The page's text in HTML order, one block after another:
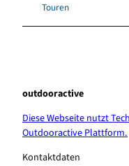
Touren
outdooractive
Diese Webseite nutzt
Outdooractive Plattform.
Kontaktdaten